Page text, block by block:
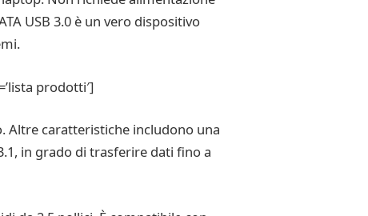
USB 3.0 è un vero dispositivo
prodotti′]
Altre caratteristiche includono una
in grado di trasferire dati fino a